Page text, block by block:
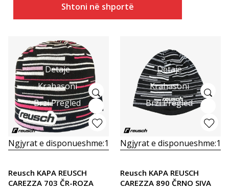
Shtoni në shportë
Detaje
Krahasoni
Brzi Pregled
Ngjyrat e disponueshme:1
Reusch KAPA REUSCH
CAREZZA 703 ČR-ROZA
Detaje
Krahasoni
Brzi Pregled
Ngjyrat e disponueshme:1
Reusch KAPA REUSCH
CAREZZA 890 ČRNO SIVA